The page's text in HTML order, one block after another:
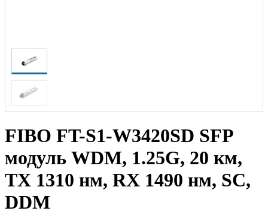
FIBO FT-S1-W3420SD SFP
модуль WDM, 1.25G, 20 км,
TX 1310 нм, RX 1490 нм, SC,
DDM